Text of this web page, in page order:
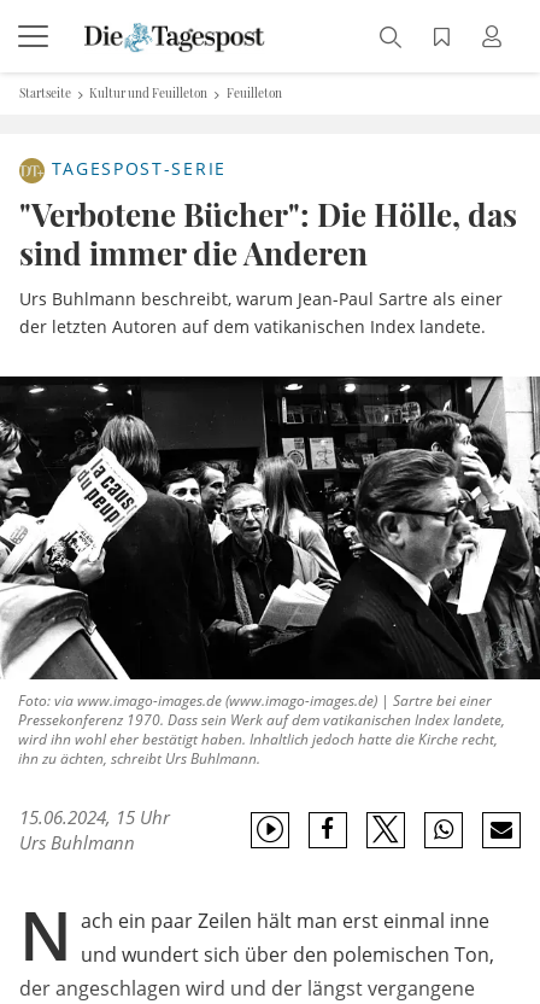
Startseite Kultur und Feuilleton Feuilleton
TAGESPOST-SERIE
"Verbotene Bücher": Die Hölle, das
sind immer die Anderen
Urs Buhlmann beschreibt, warum Jean-Paul Sartre als einer
der letzten Autoren auf dem vatikanischen Index landete.
Foto: via www.imago-images.de (www.imago-images.de) | Sartre bei einer
Pressekonferenz 1970. Dass sein Werk auf dem vatikanischen Index landete,
wird ihn wohl eher bestätigt haben. Inhaltlich jedoch hatte die Kirche recht,
ihn zu ächten, schreibt Urs Buhlmann.
15.06.2024, 15 Uhr
Urs Buhlmann
N ach ein paar Zeilen hält man erst einmal inne
und wundert sich über den polemischen Ton,
der angeschlagen wird und der längst vergangene